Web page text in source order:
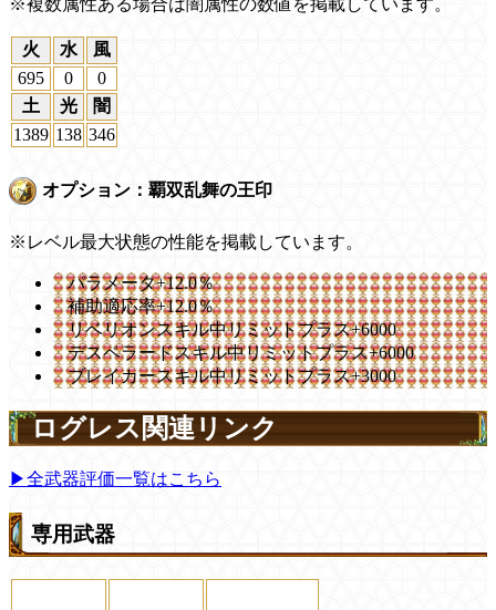
※複数属性ある場合は闇属性の数値を掲載しています。
火 水
風
695
0
0
土
光
闇
1389 138 346
オプション：覇双乱舞の王印
※レベル最大状態の性能を掲載しています。
パラメータ+12.0％
補助適応率+12.0％
リベリオンスキル中リミットプラス+6000
デスペラードスキル中リミットプラス+6000
ブレイカースキル中リミットプラス+3000
ログレス関連リンク
▶全武器評価一覧はこちら
専用武器